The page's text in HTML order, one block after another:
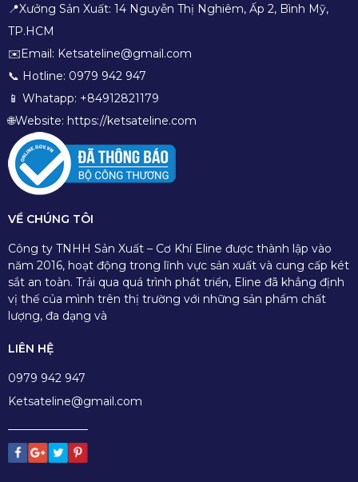
📍Xưởng Sản Xuất: 14 Nguyễn Thị Nghiêm, Ấp 2, Bình Mỹ,
TP.HCM
✉️Email: Ketsateline@gmail.com
📞 Hotline: 0979 942 947
📱 Whatapp: +84912821179
🌐Website: https://ketsateline.com
VỀ CHÚNG TÔI
Công ty TNHH Sản Xuất – Cơ Khí Eline được thành lập vào
năm 2016, hoạt động trong lĩnh vực sản xuất và cung cấp két
sắt an toàn. Trải qua quá trình phát triển, Eline đã khẳng định
vị thế của mình trên thị trường với những sản phẩm chất
lượng, đa dạng và
LIÊN HỆ
0979 942 947
Ketsateline@gmail.com